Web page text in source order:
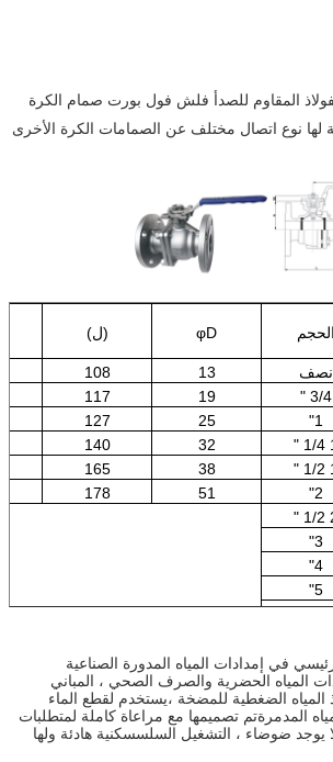
لها نوع اتصال مختلف عن الصمامات الكرة الأخرى
الحجم φD (ل)
نصف 13
108
3/4 "
19
117
1"
25
127
1
32
140
1
38
165
2"
51
178
2
3"
4"
5"
في إمدادات المياه المدورة الصناعية
المياه الحضرية والصرف الصحي ، المباني
المياه الضغطية للمضخة ،يستخدم لقطع الماء
المدمرةتم تصميمها مع مراعاة كاملة لمتطلبات
لا يوجد ضوضاء ، التشغيل السلسسكنية هادئة ولها